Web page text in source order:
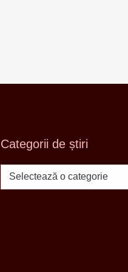
Categorii de știri
Categorii
de